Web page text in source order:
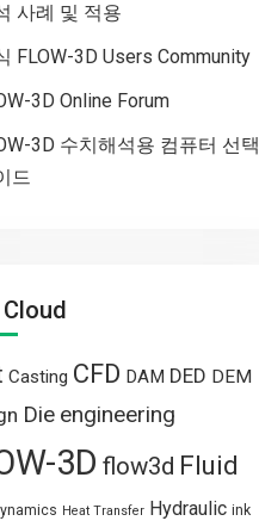
사례 및 적용
FLOW-3D Users Community
3D Online Forum
3D 수치해석용 컴퓨터 선택
드
Casting CFD DAM DED DEM
Die engineering
3D flow3d Fluid
Heat Transfer Hydraulic ink